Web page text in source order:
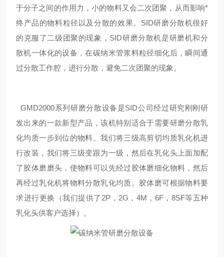
于分子之间的作用力，小的物料又会二次团聚，从而影响*
终产品的物料粒径以及分散的效果。SID研磨分散机很好
的克服了二级团聚的现象，SID研磨分散机是研磨机和分
散机一体化的设备，在碳纳米管浆料粒径细化后，瞬间通
过分散工作腔，进行分散，避免二次团聚的现象。
GMD2000系列研磨分散设备是SID公司经过研究刚刚研
发出来的一款新型产品，该机特别适合于需要研磨分散乳
化均质一步到位的物料。我们将三级高剪切均质乳化机进
行改装，我们将三级变跟为一级，然后在乳化头上面加配
了胶体磨磨头，使物料可以先经过胶体磨细化物料，然后
再经过乳化机将物料分散乳化均质。胶体磨可根据物料要
求进行更换（我们提供了2P，2G，4M，6F，8SF等五种
乳化头供客户选择）。